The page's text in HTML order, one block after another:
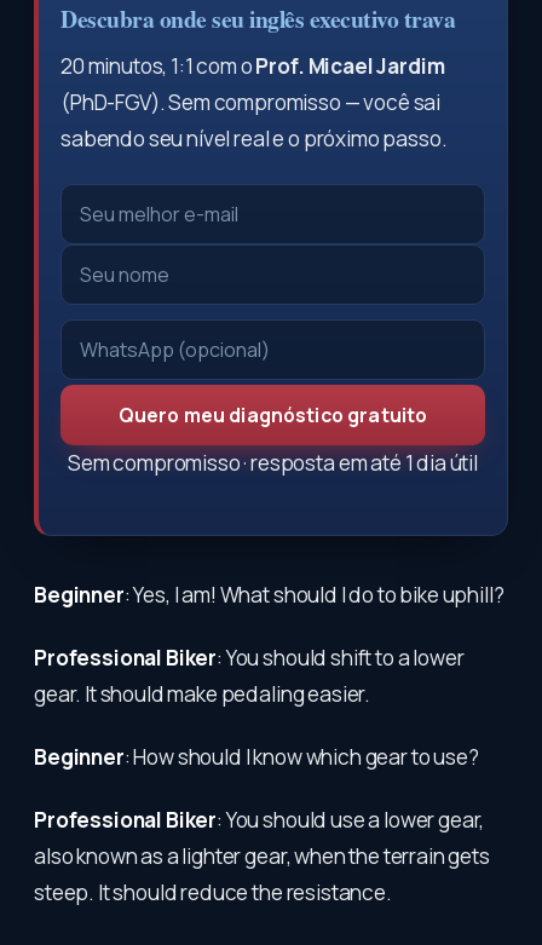
Descubra onde seu inglês executivo trava
20 minutos, 1:1 com oProf. Micael Jardim
(PhD-FGV). Sem compromisso — você sai
sabendo seu nível real e o próximo passo.
Quero meu diagnóstico gratuito
Sem compromisso · resposta em até 1 dia útil
Beginner: Yes, I am! What should I do to bike uphill?
Professional Biker: You should shift to a lower
gear. It should make pedaling easier.
Beginner: How should I know which gear to use?
Professional Biker: You should use a lower gear,
also known as a lighter gear, when the terrain gets
steep. It should reduce the resistance.